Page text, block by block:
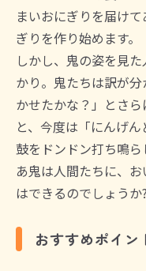
まいおにぎりを届け
ぎりを作り始めます。
しかし、鬼の姿を見
かり。鬼たちは訳が
かせたかな？」とさ
と、今度は「にんげ
鼓をドンドン打ち鳴
あ鬼は人間たちに、
はできるのでしょうか
おすすめポイン